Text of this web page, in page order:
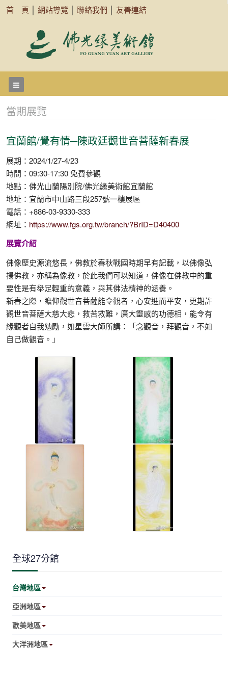
首 頁 網站導覽 聯絡我們 友善連結
當期展覽
宜蘭館/覺有情─陳政廷觀世音菩薩新春展
展期：2024/1/27-4/23
時間：09:30-17:30 免費參觀
地點：佛光山蘭陽別院/佛光緣美術館宜蘭館
地址：宜蘭市中山路三段257號一樓展區
電話：+886-03-9330-333
網址： https://www.fgs.org.tw/branch/?BrID=D40400
展覽介紹
佛像歷史源流悠長，佛教於春秋戰國時期早有記載，以佛像弘
揚佛教，亦稱為像教，於此我們可以知道，佛像在佛教中的重
要性是有舉足輕重的意義，與其佛法精神的涵養。
新春之際，瞻仰觀世音菩薩能令觀者，心安進而平安，更期許
觀世音菩薩大慈大悲，救苦救難，廣大靈感的功德相，能令有
緣觀者自我勉勵，如星雲大師所講：「念觀音，拜觀音，不如
自己做觀音。」
全球27分館
台灣地區
亞洲地區
歐美地區
大洋洲地區